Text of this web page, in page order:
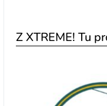
Z XTREME! Tu